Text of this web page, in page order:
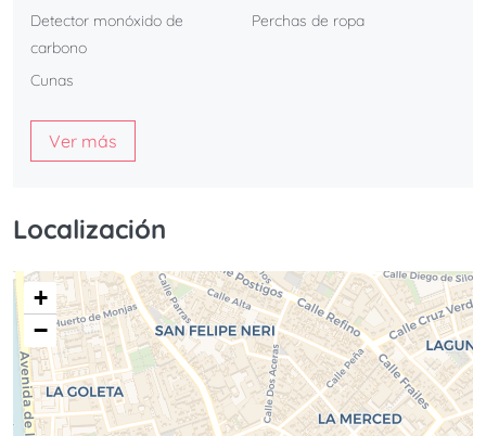
Detector monóxido de
carbono
Cunas
Perchas de ropa
Ver más
Localización
+
−